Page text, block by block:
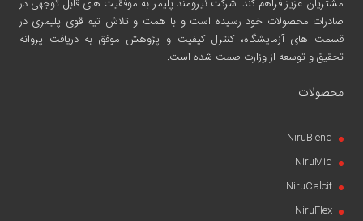
مشتریان عزیز فراهم کند. شرکت نیرومند پلیمر به موفقیت های قابل توجهی در
صادرات محصولات خود رسیده است و با همت و تلاش تیم قوی پلیمری در
قسمت های آزمایشگاه، کنترل کیفیت و پژوهش موفق به دریافت پروانه
تحقیق و توسعه از وزارت صمت شده است.
محصولات
NiruBlend
NiruMid
NiruCalcit
NiruFlex